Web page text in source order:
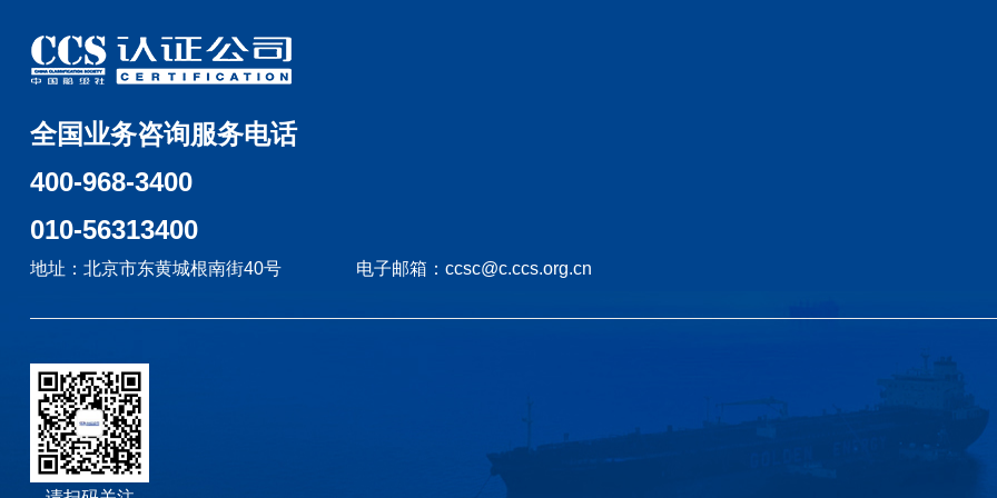
全国业务咨询服务电话
400-968-3400
010-56313400
地址：北京市东黄城根南街40号 电子邮箱：ccsc@c.ccs.org.cn